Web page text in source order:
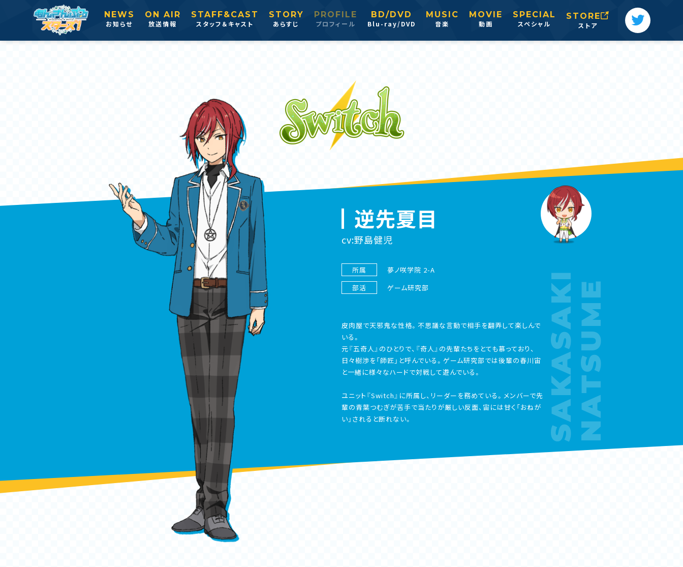
NEWS
お知らせ
ON AIR
放送情報
STAFF&CAST
スタッフ＆キャスト
STORY
あらすじ
PROFILE
プロフィール
BD/DVD
Blu-ray/DVD
MUSIC
音楽
MOVIE
動画
SPECIAL
スペシャル
STORE
ストア
逆先夏目
SAKASAKINATSUME
cv:野島健児
所属
夢ノ咲学院 2-A
部活
ゲーム研究部
皮肉屋で天邪鬼な性格。不思議な言動で相手を翻弄して楽しんで
いる。
元『五奇人』のひとりで、『奇人』の先輩たちをとても慕っており、
日々樹渉を「師匠」と呼んでいる。ゲーム研究部では後輩の春川宙
と一緒に様々なハードで対戦して遊んでいる。
ユニット『Switch』に所属し、リーダーを務めている。メンバーで先
輩の青葉つむぎが苦手で当たりが厳しい反面、宙には甘く「おねが
い」されると断れない。